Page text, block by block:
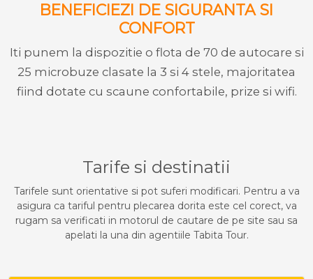
BENEFICIEZI DE SIGURANTA SI
CONFORT
Iti punem la dispozitie o flota de 70 de autocare si
25 microbuze clasate la 3 si 4 stele, majoritatea
fiind dotate cu scaune confortabile, prize si wifi.
Tarife si destinatii
Tarifele sunt orientative si pot suferi modificari. Pentru a va
asigura ca tariful pentru plecarea dorita este cel corect, va
rugam sa verificati in motorul de cautare de pe site sau sa
apelati la una din agentiile Tabita Tour.